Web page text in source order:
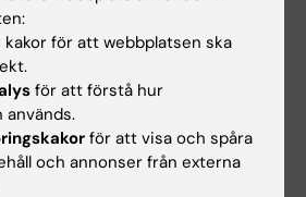
E; Ruck C; Mataix-
E
kakor för att webbplatsen ska
för att förstå hur
används.
för att visa och spåra
och annonser från externa